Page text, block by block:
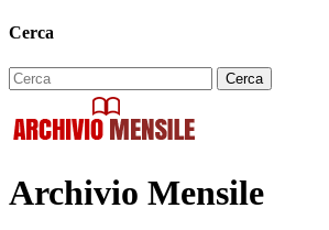
Cerca
Archivio Mensile